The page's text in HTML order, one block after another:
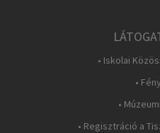
• Iskolai
•
•
• Regisztráció a